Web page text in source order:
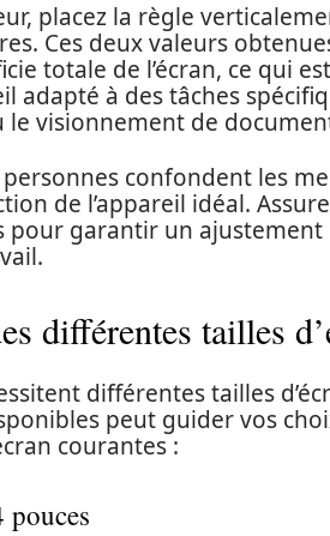
placez la règle
Ces deux valeurs
totale de l’écran, ce qui
adapté à des tâches
visionnement de
confondent les
de l’appareil idéal.
pour garantir un
différentes tailles
différentes tailles
peut guider vos
courantes :
pouces